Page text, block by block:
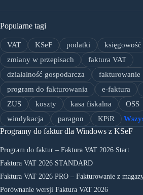
Popularne tagi
VAT KSeF podatki
księgowość
zmiany w przepisach
faktura VAT
działalność gospodarcza
fakturowanie
program do fakturowania
e-faktura
ZUS
koszty kasa fiskalna OSS
windykacja
paragon KPiR
Programy do faktur dla Windows z KSeF
Program do faktur – Faktura VAT 2026 Start
Faktura VAT 2026 STANDARD
Faktura VAT 2026 PRO – Fakturowanie z
Porównanie wersji Faktura VAT 2026